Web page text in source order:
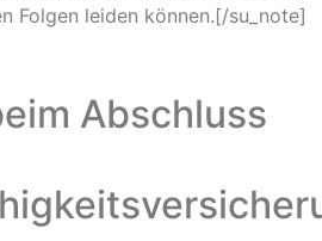
Folgen leiden können.[/su_note]
Abschluss